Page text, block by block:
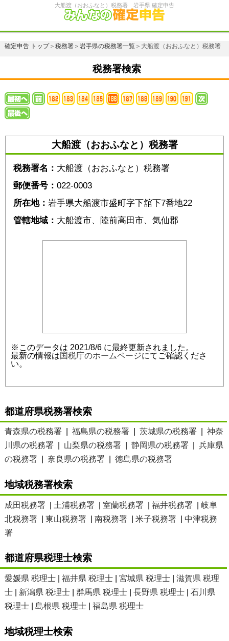
大船渡（おおふなと）税務署 岩手県 確定申告
確定申告 トップ＞ 税務署＞ 岩手県の税務署一覧＞大船渡（おおふなと）税務署
税務署検索
大船渡（おおふなと）税務署
税務署名： 大船渡（おおふなと）税務署
郵便番号： 022-0003
所在地： 岩手県大船渡市盛町字下舘下7番地22
管轄地域： 大船渡市、陸前高田市、気仙郡
※このデータは 2021/8/6 に最終更新されました。
最新の情報は国税庁のホームページにてご確認くださ
い。
都道府県税務署検索
青森県の税務署| 福島県の税務署| 茨城県の税務署| 神奈
川県の税務署| 山梨県の税務署| 静岡県の税務署| 兵庫県
の税務署| 奈良県の税務署| 徳島県の税務署
地域税務署検索
成田税務署| 土浦税務署| 室蘭税務署| 福井税務署| 岐阜
北税務署| 東山税務署| 南税務署| 米子税務署| 中津税務
署
都道府県税理士検索
愛媛県 税理士| 福井県 税理士| 宮城県 税理士| 滋賀県 税理
士| 新潟県 税理士| 群馬県 税理士| 長野県 税理士| 石川県
税理士| 島根県 税理士| 福島県 税理士
地域税理士検索